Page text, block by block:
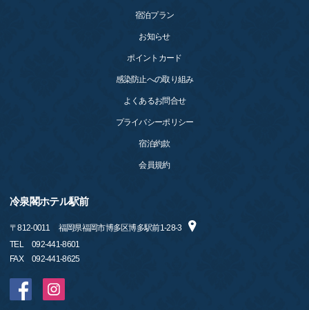
宿泊プラン
お知らせ
ポイントカード
感染防止への取り組み
よくあるお問合せ
プライバシーポリシー
宿泊約款
会員規約
冷泉閣ホテル駅前
〒812-0011
福岡県福岡市博多区博多駅前1-28-3
TEL
092-441-8601
FAX
092-441-8625